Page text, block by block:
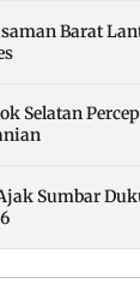
Barat
Selatan
Sumbar